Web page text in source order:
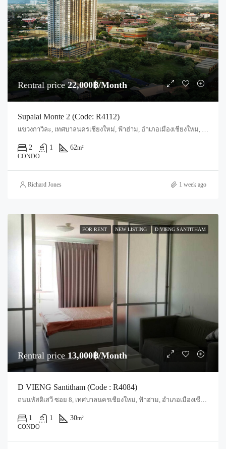
Rentral price22,000฿/Month
Supalai Monte 2 (Code: R4112)
2 1 62m²
CONDO
Richard Jones 1 week ago
FOR RENT NEW LISTING D VIENG SANTITHAM
Rentral price13,000฿/Month
D VIENG Santitham (Code : R4084)
ถนนหัสดิเสวี ซอย 8, เทศบาลนครเชียงใหม่, ฟ้าฮ่าม, อำเภอเมืองเชียงใหม่, จังหวัดเชียงใหม่, 50030, ประเทศไทย, Chiang Mai, Mueang Chiang Mai, Chang Phueak
1 1 30m²
CONDO